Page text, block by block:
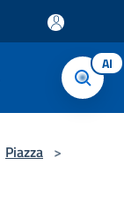
AI
Piazza >